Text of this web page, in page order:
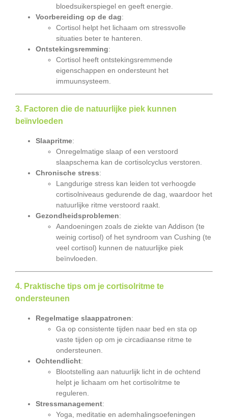
bloedsuikerspiegel en geeft energie.
Voorbereiding op de dag:
Cortisol helpt het lichaam om stressvolle
situaties beter te hanteren.
Ontstekingsremming:
Cortisol heeft ontstekingsremmende
eigenschappen en ondersteunt het
immuunsysteem.
3. Factoren die de natuurlijke piek kunnen
beïnvloeden
Slaapritme:
Onregelmatige slaap of een verstoord
slaapschema kan de cortisolcyclus verstoren.
Chronische stress:
Langdurige stress kan leiden tot verhoogde
cortisolniveaus gedurende de dag, waardoor het
natuurlijke ritme verstoord raakt.
Gezondheidsproblemen:
Aandoeningen zoals de ziekte van Addison (te
weinig cortisol) of het syndroom van Cushing (te
veel cortisol) kunnen de natuurlijke piek
beïnvloeden.
4. Praktische tips om je cortisolritme te
ondersteunen
Regelmatige slaappatronen:
Ga op consistente tijden naar bed en sta op
vaste tijden op om je circadiaanse ritme te
ondersteunen.
Ochtendlicht:
Blootstelling aan natuurlijk licht in de ochtend
helpt je lichaam om het cortisolritme te
reguleren.
Stressmanagement:
Yoga, meditatie en ademhalingsoefeningen